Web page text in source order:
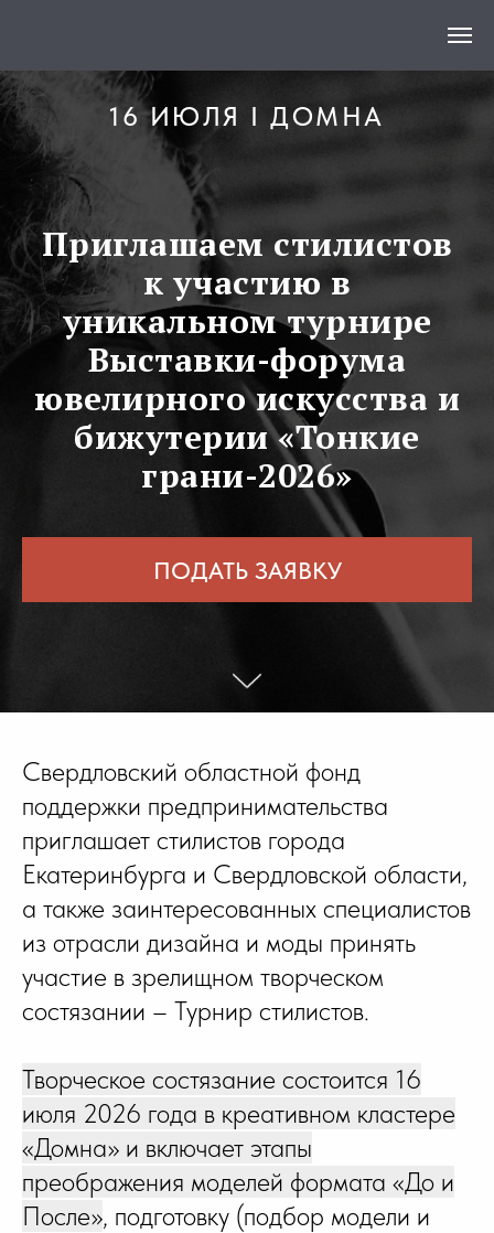
16 ИЮЛЯ I ДОМНА
Приглашаем стилистов
к участию в
уникальном турнире
Выставки-форума
ювелирного искусства и
бижутерии «Тонкие
грани-2026»
ПОДАТЬ ЗАЯВКУ
Свердловский областной фонд
поддержки предпринимательства
приглашает стилистов города
Екатеринбурга и Свердловской области,
а также заинтересованных специалистов
из отрасли дизайна и моды принять
участие в зрелищном творческом
состязании – Турнир стилистов.
Творческое состязание состоится 16
июля 2026 года в креативном кластере
«Домна» и включает этапы
преображения моделей формата «До и
После», подготовку (подбор модели и